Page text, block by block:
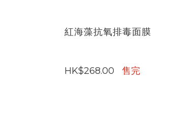
紅海藻抗氧排毒面膜
HK$268.00 售完